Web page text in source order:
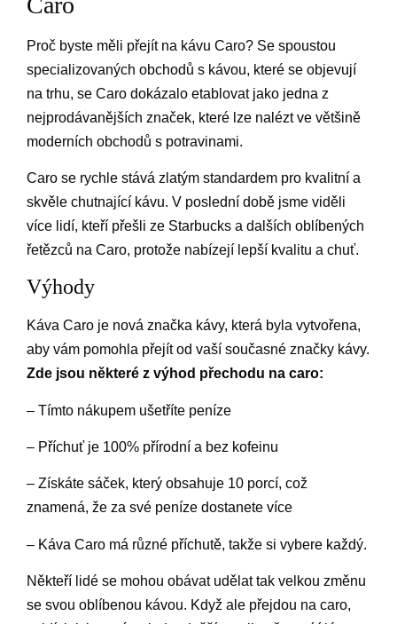
Proč byste měli přejít na kávu Caro? Se spoustou
specializovaných obchodů s kávou, které se objevují
na trhu, se Caro dokázalo etablovat jako jedna z
nejprodávanějších značek, které lze nalézt ve většině
moderních obchodů s potravinami.
Caro se rychle stává zlatým standardem pro kvalitní a
skvěle chutnající kávu. V poslední době jsme viděli
více lidí, kteří přešli ze Starbucks a dalších oblíbených
řetězců na Caro, protože nabízejí lepší kvalitu a chuť.
Výhody
Káva Caro je nová značka kávy, která byla vytvořena,
aby vám pomohla přejít od vaší současné značky kávy.
Zde jsou některé z výhod přechodu na caro:
– Tímto nákupem ušetříte peníze
– Příchuť je 100% přírodní a bez kofeinu
– Získáte sáček, který obsahuje 10 porcí, což
znamená, že za své peníze dostanete více
– Káva Caro má různé příchutě, takže si vybere každý.
Někteří lidé se mohou obávat udělat tak velkou změnu
se svou oblíbenou kávou. Když ale přejdou na caro,